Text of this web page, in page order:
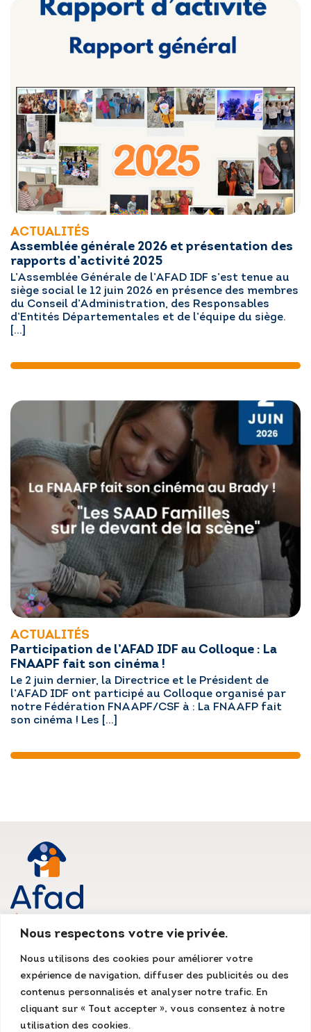
Nous respectons votre vie privée.
Nous utilisons des cookies pour améliorer votre
expérience de navigation, diffuser des publicités ou des
contenus personnalisés et analyser notre trafic. En
cliquant sur « Tout accepter », vous consentez à notre
utilisation des cookies.
ACTUALITÉS
Assemblée générale 2026 et présentation des
rapports d’activité 2025
L’Assemblée Générale de l’AFAD IDF s’est tenue au
siège social le 12 juin 2026 en présence des membres
du Conseil d’Administration, des Responsables
d’Entités Départementales et de l’équipe du siège.
[…]
ACTUALITÉS
Participation de l’AFAD IDF au Colloque : La
FNAAPF fait son cinéma !
Le 2 juin dernier, la Directrice et le Président de
l’AFAD IDF ont participé au Colloque organisé par
notre Fédération FNAAPF/CSF à : La FNAAFP fait
son cinéma ! Les […]
AFAD IDF
Siège social
135, rue du Mont Cenis
75018 Paris
Tél. : 01 55 07 13 13
Fax : 01 48 78 70 08
accueil@afad-idf.asso.fr